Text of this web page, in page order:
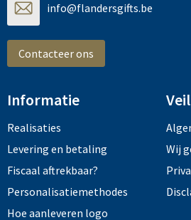
info@flandersgifts.be
Contacteer ons
Informatie
Realisaties
Levering en betaling
Fiscaal aftrekbaar?
Personalisatiemethodes
Hoe aanleveren logo
Wij